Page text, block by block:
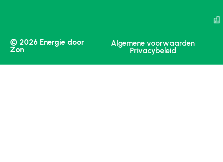
© 2026 Energie door
Zon
Algemene voorwaarden
Privacybeleid